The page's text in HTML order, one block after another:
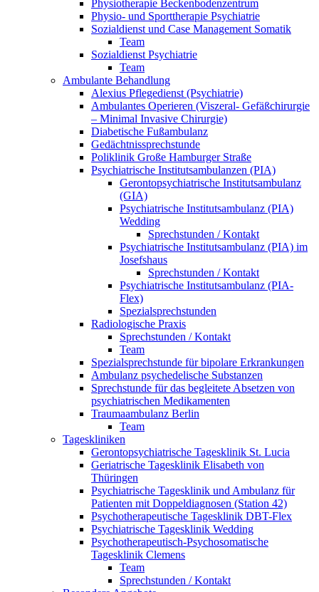
Physiotherapie Beckenbodenzentrum
Physio- und Sporttherapie Psychiatrie
Sozialdienst und Case Management Somatik
Team
Sozialdienst Psychiatrie
Team
Ambulante Behandlung
Alexius Pflegedienst (Psychiatrie)
Ambulantes Operieren (Viszeral- Gefäßchirurgie
– Minimal Invasive Chirurgie)
Diabetische Fußambulanz
Gedächtnissprechstunde
Poliklinik Große Hamburger Straße
Psychiatrische Institutsambulanzen (PIA)
Gerontopsychiatrische Institutsambulanz
(GIA)
Psychiatrische Institutsambulanz (PIA)
Wedding
Sprechstunden / Kontakt
Psychiatrische Institutsambulanz (PIA) im
Josefshaus
Sprechstunden / Kontakt
Psychiatrische Institutsambulanz (PIA-
Flex)
Spezialsprechstunden
Radiologische Praxis
Sprechstunden / Kontakt
Team
Spezialsprechstunde für bipolare Erkrankungen
Ambulanz psychedelische Substanzen
Sprechstunde für das begleitete Absetzen von
psychiatrischen Medikamenten
Traumaambulanz Berlin
Team
Tageskliniken
Gerontopsychiatrische Tagesklinik St. Lucia
Geriatrische Tagesklinik Elisabeth von
Thüringen
Psychiatrische Tagesklinik und Ambulanz für
Patienten mit Doppeldiagnosen (Station 42)
Psychotherapeutische Tagesklinik DBT-Flex
Psychiatrische Tagesklinik Wedding
Psychotherapeutisch-Psychosomatische
Tagesklinik Clemens
Team
Sprechstunden / Kontakt